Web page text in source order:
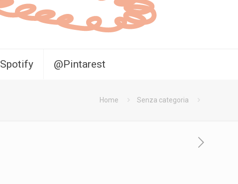
@Pintarest
Home Senza categoria